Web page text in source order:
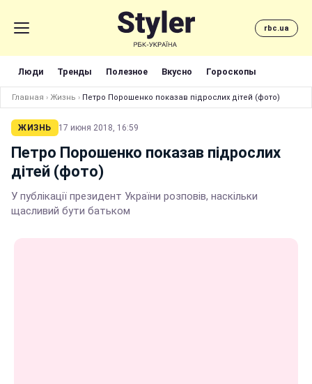
rbc.ua
Люди Тренды Полезное Вкусно Гороскопы
Главная › Жизнь › Петро Порошенко показав підрослих дітей (фото)
ЖИЗНЬ 17 июня 2018, 16:59
Петро Порошенко показав підрослих
дітей (фото)
У публікації президент України розповів, наскільки
щасливий бути батьком